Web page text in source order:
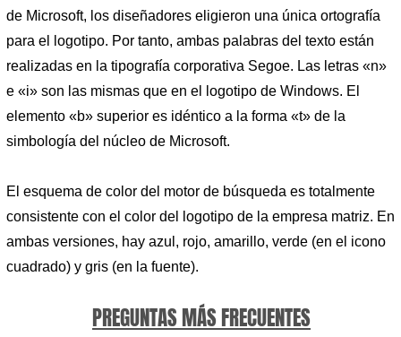
de Microsoft, los diseñadores eligieron una única ortografía
para el logotipo. Por tanto, ambas palabras del texto están
realizadas en la tipografía corporativa Segoe. Las letras «n»
e «i» son las mismas que en el logotipo de Windows. El
elemento «b» superior es idéntico a la forma «t» de la
simbología del núcleo de Microsoft.
El esquema de color del motor de búsqueda es totalmente
consistente con el color del logotipo de la empresa matriz. En
ambas versiones, hay azul, rojo, amarillo, verde (en el icono
cuadrado) y gris (en la fuente).
PREGUNTAS MÁS FRECUENTES